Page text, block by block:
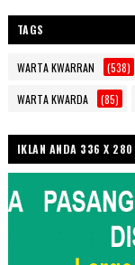
TAGS
WARTA KWARRAN (538)
WARTA KWARDA (85)
IKLAN ANDA 336 X 280